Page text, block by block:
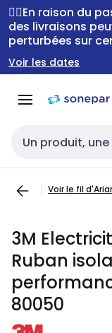
Passer à la
navigation
Passer
au
contenu
🚴‍♂️En raison du
des livraisons
perturbées sur
Voir les dates
Entrée de recherche
Voir le fil
3M
Ruban
80050